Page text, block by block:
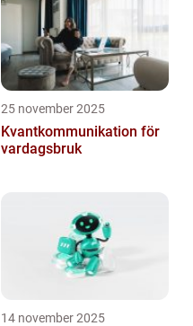
25 november 2025
Kvantkommunikation för
vardagsbruk
14 november 2025